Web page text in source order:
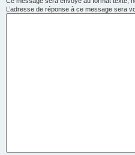
L’adresse de réponse à ce message sera